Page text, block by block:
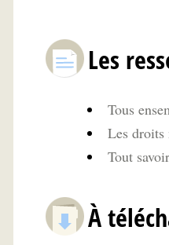
Les
Tous
Les droits
Tout
À